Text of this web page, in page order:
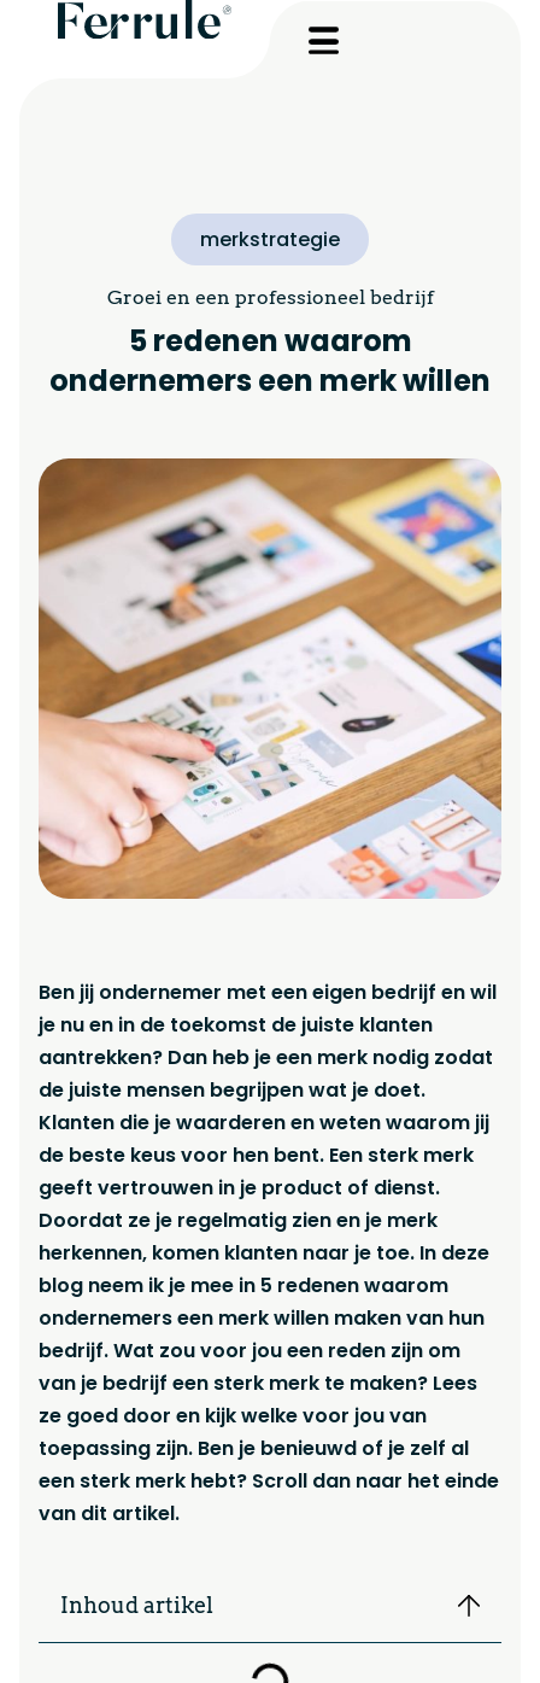
merkstrategie
5 redenen waarom
ondernemers een merk willen
Groei en een professioneel bedrijf
Ben jij ondernemer met een eigen bedrijf en wil
je nu en in de toekomst de juiste klanten
aantrekken? Dan heb je een merk nodig zodat
de juiste mensen begrijpen wat je doet.
Klanten die je waarderen en weten waarom jij
de beste keus voor hen bent. Een sterk merk
geeft vertrouwen in je product of dienst.
Doordat ze je regelmatig zien en je merk
herkennen, komen klanten naar je toe. In deze
blog neem ik je mee in 5 redenen waarom
ondernemers een merk willen maken van hun
bedrijf. Wat zou voor jou een reden zijn om
van je bedrijf een sterk merk te maken? Lees
ze goed door en kijk welke voor jou van
toepassing zijn. Ben je benieuwd of je zelf al
een sterk merk hebt? Scroll dan naar het einde
van dit artikel.
Inhoud artikel